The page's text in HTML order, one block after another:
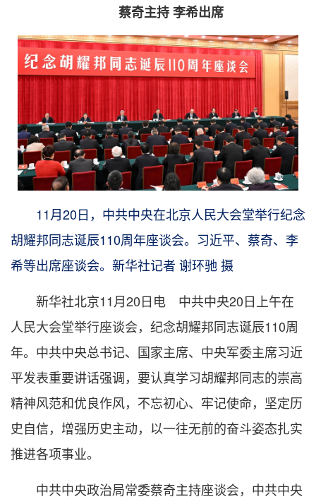
蔡奇主持 李希出席
11月20日，中共中央在北京人民大会堂举行纪念
胡耀邦同志诞辰110周年座谈会。习近平、蔡奇、李
希等出席座谈会。新华社记者 谢环驰 摄
新华社北京11月20日电 中共中央20日上午在
人民大会堂举行座谈会，纪念胡耀邦同志诞辰110周
年。中共中央总书记、国家主席、中央军委主席习近
平发表重要讲话强调，要认真学习胡耀邦同志的崇高
精神风范和优良作风，不忘初心、牢记使命，坚定历
史自信，增强历史主动，以一往无前的奋斗姿态扎实
推进各项事业。
中共中央政治局常委蔡奇主持座谈会，中共中央